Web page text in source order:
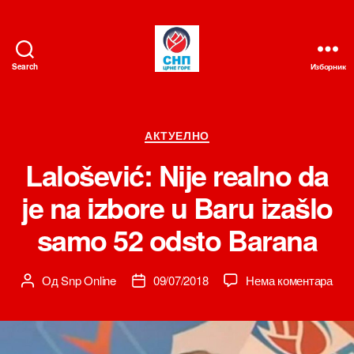
Search Изборник
Категорије
АКТУЕЛНО
Lalošević: Nije realno da
je na izbore u Baru izašlo
samo 52 odsto Barana
Аутор
ОдSnp Online
Датум09/07/2018 Нема коментарана
da